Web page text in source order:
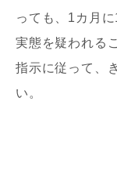
っても、1カ月
実態を疑われる
指示に従って、
い。